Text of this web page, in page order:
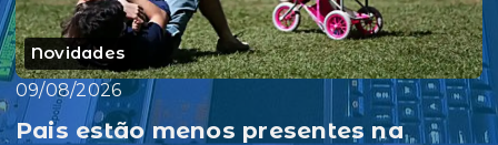
Novidades
09/08/2026
Pais estão menos presentes na